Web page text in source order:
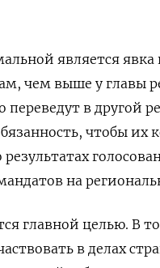
является явка
чем выше у главы
в другой
чтобы их
на
главной целью. В
в делах